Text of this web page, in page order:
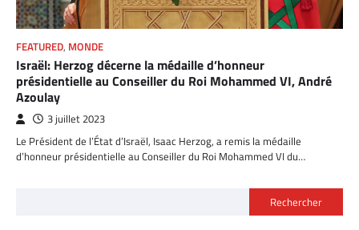
FEATURED, MONDE
Israël: Herzog décerne la médaille d’honneur
présidentielle au Conseiller du Roi Mohammed VI, André
Azoulay
3 juillet 2023
Le Président de l’État d’Israël, Isaac Herzog, a remis la médaille
d’honneur présidentielle au Conseiller du Roi Mohammed VI du…
Rechercher